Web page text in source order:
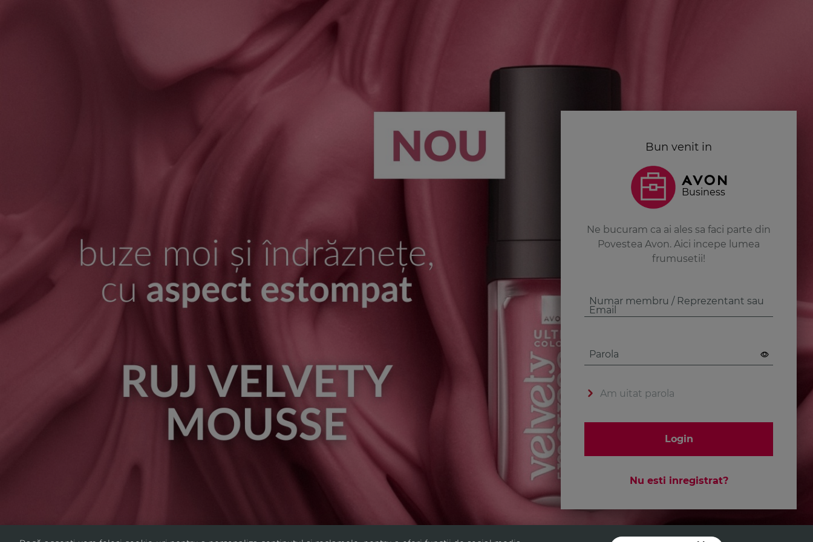
Bun venit in
Business
Ne bucuram ca ai ales sa faci parte din
Povestea Avon. Aici incepe lumea
frumusetii!
Numar membru / Reprezentant sau
Email
Parola
Am uitat parola
Login
Nu esti inregistrat?